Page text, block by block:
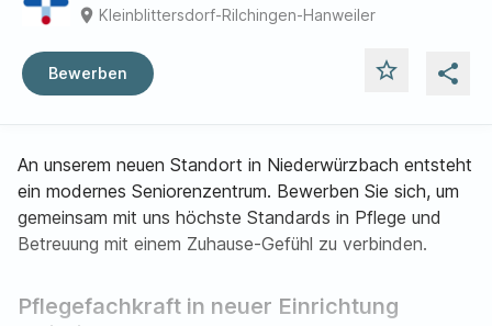
place Kleinblittersdorf-Rilchingen-Hanweiler
Bewerben star_outline share
An unserem neuen Standort in Niederwürzbach entsteht
ein modernes Seniorenzentrum. Bewerben Sie sich, um
gemeinsam mit uns höchste Standards in Pflege und
Betreuung mit einem Zuhause-Gefühl zu verbinden.
Pflegefachkraft in neuer Einrichtung